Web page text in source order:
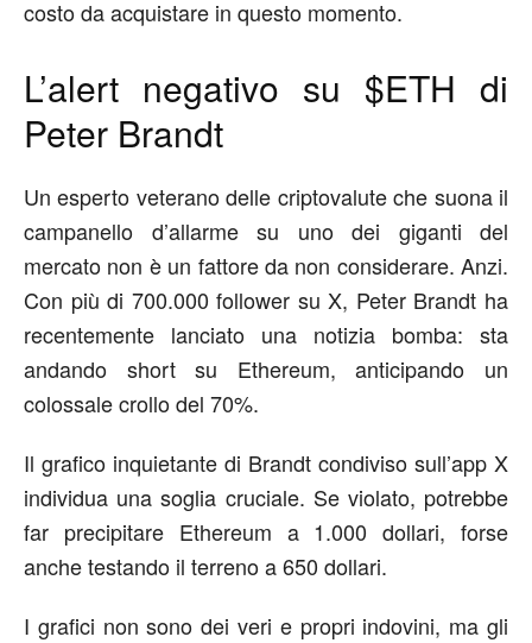
costo da acquistare in questo momento.
L’alert negativo su $ETH di
Peter Brandt
Un esperto veterano delle criptovalute che suona il
campanello d’allarme su uno dei giganti del
mercato non è un fattore da non considerare. Anzi.
Con più di 700.000 follower su X, Peter Brandt ha
recentemente lanciato una notizia bomba: sta
andando short su Ethereum, anticipando un
colossale crollo del 70%.
Il grafico inquietante di Brandt condiviso sull’app X
individua una soglia cruciale. Se violato, potrebbe
far precipitare Ethereum a 1.000 dollari, forse
anche testando il terreno a 650 dollari.
I grafici non sono dei veri e propri indovini, ma gli